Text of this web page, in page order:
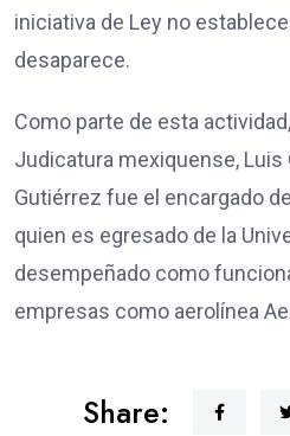
iniciativa de Ley no
desaparece.
Como parte de esta
Judicatura mexiquense, Luis
Gutiérrez fue el encargado
quien es egresado de la
desempeñado como
empresas como aerolínea
Share: